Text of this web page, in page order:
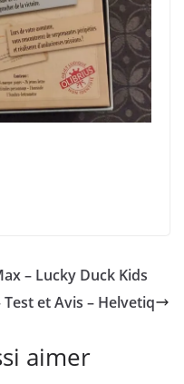
– Lucky Duck Kids
Test et Avis – Helvetiq
aimer